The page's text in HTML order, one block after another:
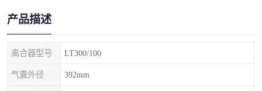
产品描述
离合器型号 LT300/100
气囊外径 392mm